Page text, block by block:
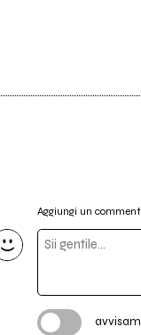
Aggiungi un